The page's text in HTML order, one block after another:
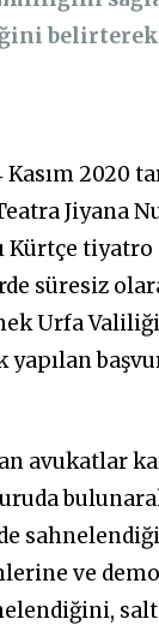
Kasım 2020
Jiyana
Kürtçe
süresiz
Urfa
yapılan
avukatlar
ve